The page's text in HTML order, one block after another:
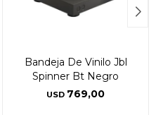
Bandeja De Vinilo Jbl
Spinner Bt Negro
USD 769,00